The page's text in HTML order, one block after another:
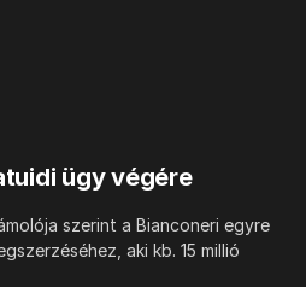
ügy végére
szerint a Bianconeri egyre
aki kb. 15 millió